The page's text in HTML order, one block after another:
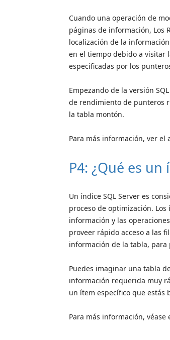
Cuando una operación de
páginas de información, Los
localización de la
en el tiempo debido a visitar
especificadas por los
Empezando de la versión
de rendimiento de punteros
la tabla montón.
Para más información, ver el
P4: ¿Qué es un
Un índice SQL Server es
proceso de optimización.
información y las
proveer rápido acceso a las
información de la tabla,
Puedes imaginar una tabla
información requerida muy
un ítem específico que estás
Para más información, véase